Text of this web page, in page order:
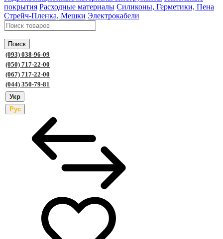
покрытия Расходные материалы Силиконы, Герметики, Пена
Стрейч-Пленка, Мешки Электрокабели
Поиск
(093) 038-96-09
(050) 717-22-00
(067) 717-22-00
(044) 350-79-81
Укр
Рус